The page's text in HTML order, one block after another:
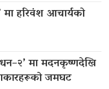
हरिवंश आचार्यको
मा मदनकृष्णदेखि
जमघट